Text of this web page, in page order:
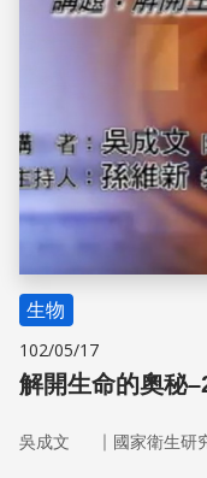
生物
102/05/17
解開生命的奧秘
吳成文 ｜ 國家衛生研